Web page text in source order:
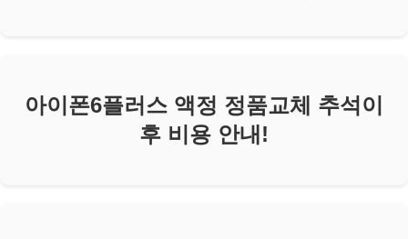
아이폰6플러스 액정 정품교체 추석이
후 비용 안내!